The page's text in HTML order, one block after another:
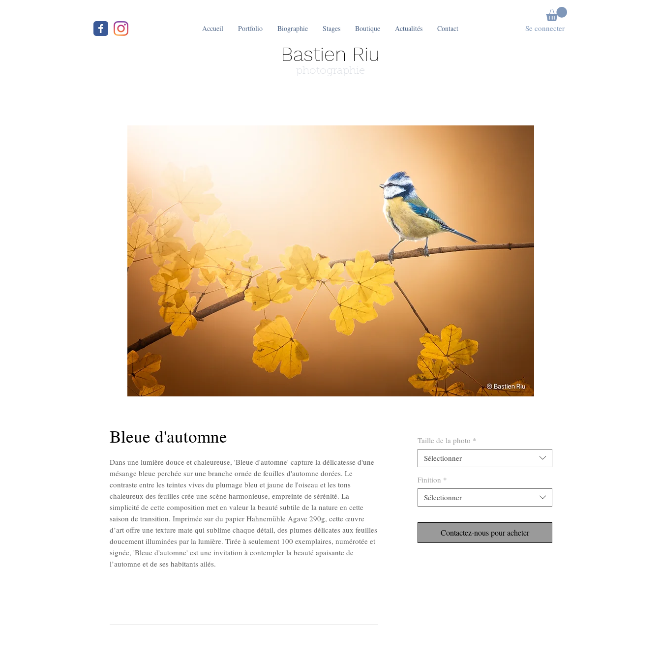
Accueil Portfolio Biographie Stages Boutique Actualités Contact Se connecter
Bastien Riu
photographie
Bleue d'automne
Dans une lumière douce et chaleureuse, 'Bleue d'automne' capture la délicatesse d'une
mésange bleue perchée sur une branche ornée de feuilles d'automne dorées. Le
contraste entre les teintes vives du plumage bleu et jaune de l'oiseau et les tons
chaleureux des feuilles crée une scène harmonieuse, empreinte de sérénité. La
simplicité de cette composition met en valeur la beauté subtile de la nature en cette
saison de transition. Imprimée sur du papier Hahnemühle Agave 290g, cette œuvre
d’art offre une texture mate qui sublime chaque détail, des plumes délicates aux feuilles
doucement illuminées par la lumière. Tirée à seulement 100 exemplaires, numérotée et
signée, 'Bleue d'automne' est une invitation à contempler la beauté apaisante de
l’automne et de ses habitants ailés.
Taille de la photo *
Sélectionner
Finition *
Sélectionner
Contactez-nous pour acheter